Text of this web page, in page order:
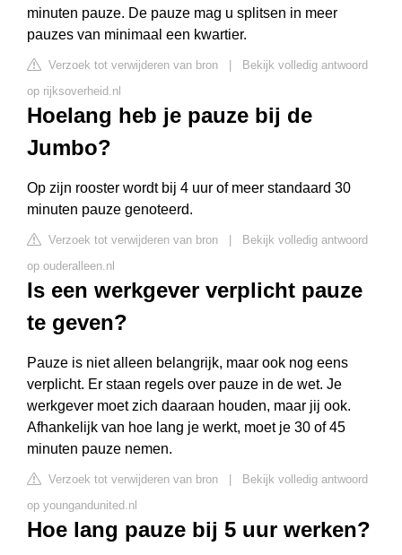
minuten pauze. De pauze mag u splitsen in meer
pauzes van minimaal een kwartier.
Verzoek tot verwijderen van bron
Bekijk volledig antwoord
op rijksoverheid.nl
Hoelang heb je pauze bij de
Jumbo?
Op zijn rooster wordt bij 4 uur of meer standaard 30
minuten pauze genoteerd.
Verzoek tot verwijderen van bron
Bekijk volledig antwoord
op ouderalleen.nl
Is een werkgever verplicht pauze
te geven?
Pauze is niet alleen belangrijk, maar ook nog eens
verplicht. Er staan regels over pauze in de wet. Je
werkgever moet zich daaraan houden, maar jij ook.
Afhankelijk van hoe lang je werkt, moet je 30 of 45
minuten pauze nemen.
Verzoek tot verwijderen van bron
Bekijk volledig antwoord
op youngandunited.nl
Hoe lang pauze bij 5 uur werken?